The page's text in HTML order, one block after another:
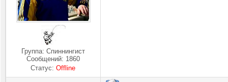
Группа: Спиннингист
Сообщений: 1860
Статус:Offline